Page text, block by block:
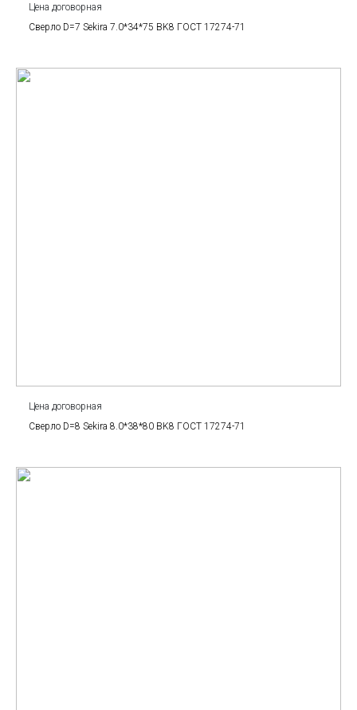
Цена договорная
Сверло D=7 Sekira 7.0*34*75 BK8 ГОСТ 17274-71
Цена договорная
Сверло D=8 Sekira 8.0*38*80 BK8 ГОСТ 17274-71